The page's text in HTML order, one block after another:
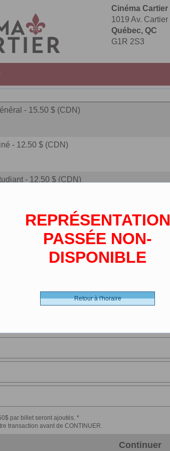
Cinéma Cartier
1019 Av. Cartier
Québec, QC
G1R 2S3
- 15.50 $ (CDN)
- 12.50 $ (CDN)
- 12.50 $ (CDN)
- 10.00 $ (CDN)
carte - 0.00 $ (CDN)
par billet seront ajoutés. *
transaction avant de CONTINUER.
Continuer
REPRÉSENTATION
PASSÉE NON-
DISPONIBLE
Retour à l'horaire